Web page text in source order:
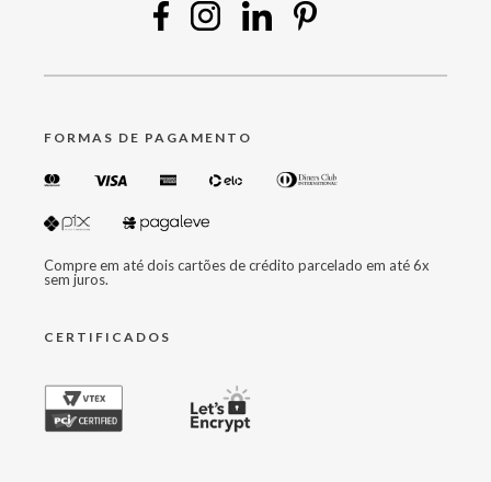
FORMAS DE PAGAMENTO
Compre em até dois cartões de crédito parcelado em até 6x
sem juros.
CERTIFICADOS